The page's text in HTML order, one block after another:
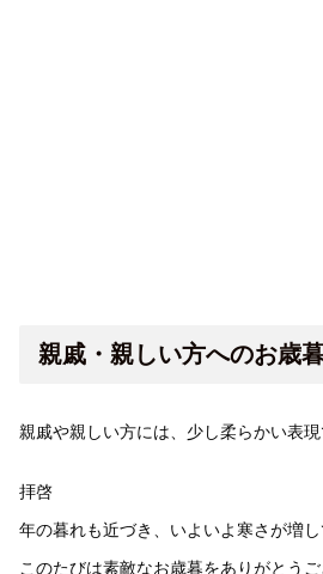
親戚・親しい方へのお歳
親戚や親しい方には、少し柔らかい表現
拝啓
年の暮れも近づき、いよいよ寒さが増し
このたびは素敵なお歳暮をありがとうご